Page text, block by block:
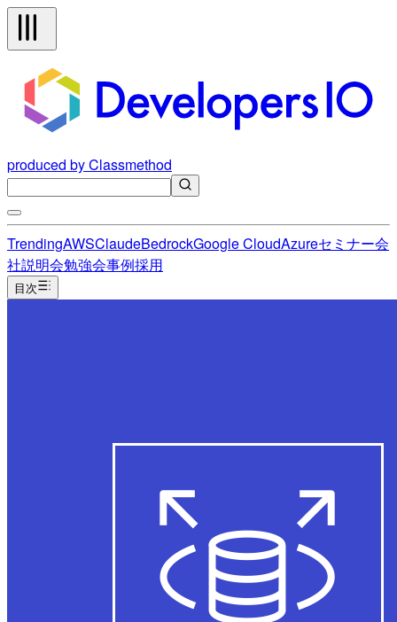
produced by Classmethod
TrendingAWSClaudeBedrockGoogle CloudAzureセミナー会
社説明会勉強会事例採用
目次